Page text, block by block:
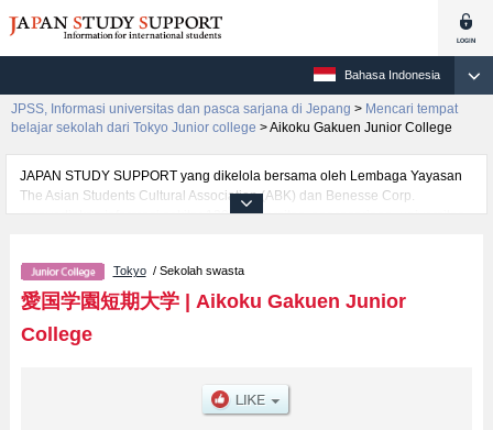
Bahasa Indonesia
JPSS, Informasi universitas dan pasca sarjana di Jepang > Mencari tempat
belajar sekolah dari Tokyo Junior college >Aikoku Gakuen Junior College
JAPAN STUDY SUPPORT yang dikelola bersama oleh Lembaga Yayasan
The Asian Students Cultural Association (ABK) dan Benesse Corp.
menyediakan informasi sekitar 1300 universitas, pascasarjana, universitas
mencakup informasi per fakultas seperti , serta berbagai informasi yang
berguna bagi mahasiswa(i) mancanegara seperti kuota untuk jumlah
pendaftar dan jumlah kelulusan ujian masuk mahasiswa(i) mancanegara,
informasi mengenai ujian masuk, prasarana kampus, akses jalan, dan
Tokyo/ Sekolah swasta
愛国学園短期大学| Aikoku Gakuen Junior
College